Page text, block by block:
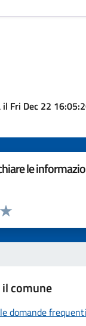
Fri Dec 22
le
la pagina
5 stelle su 5
4 stelle su 5
su 5
su 5
5
comune
domande frequenti